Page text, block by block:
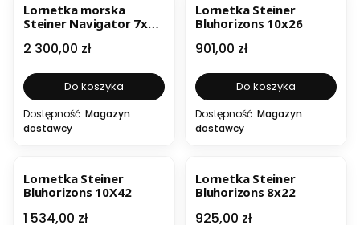
Lornetka morska
Steiner Navigator 7x30
Cena
2 300,00 zł
Do koszyka
Dostępność: Magazyn
dostawcy
Lornetka Steiner
Bluhorizons 10x26
Cena
901,00 zł
Do koszyka
Dostępność: Magazyn
dostawcy
Lornetka Steiner
Bluhorizons 10X42
Cena
1 534,00 zł
Lornetka Steiner
Bluhorizons 8x22
Cena
925,00 zł